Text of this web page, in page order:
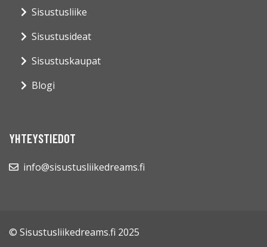
Sisustusliike
Sisustusideat
Sisustuskaupat
Blogi
YHTEYSTIEDOT
info@sisustusliikedreams.fi
© Sisustusliikedreams.fi 2025